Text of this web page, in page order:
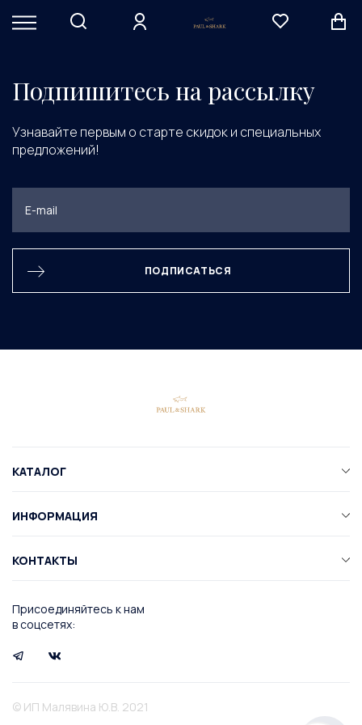
Элемент не найден
Подпишитесь на рассылку
Узнавайте первым о старте скидок и специальных
предложений!
ПОДПИСАТЬСЯ
Присоединяйтесь к нам
в соцсетях:
КАТАЛОГ
ИНФОРМАЦИЯ
КОНТАКТЫ
© ИП Малявина Ю.В. 2021